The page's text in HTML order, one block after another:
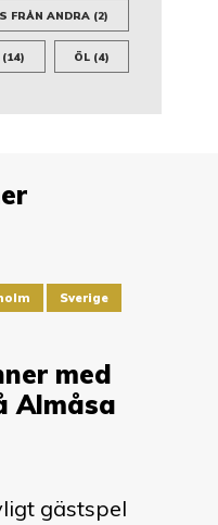
FRÅN ANDRA (2)
(14) ÖL(4)
Sverige
med
Almåsa
gästspel